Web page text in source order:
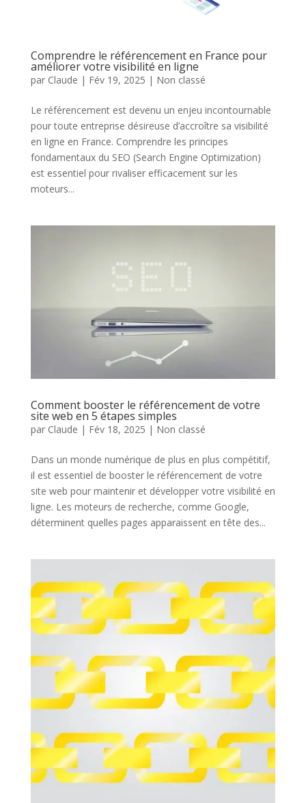
Comprendre le référencement en France pour
améliorer votre visibilité en ligne
par Claude | Fév 19, 2025 | Non classé
Le référencement est devenu un enjeu incontournable
pour toute entreprise désireuse d’accroître sa visibilité
en ligne en France. Comprendre les principes
fondamentaux du SEO (Search Engine Optimization)
est essentiel pour rivaliser efficacement sur les
moteurs...
Comment booster le référencement de votre
site web en 5 étapes simples
par Claude | Fév 18, 2025 | Non classé
Dans un monde numérique de plus en plus compétitif,
il est essentiel de booster le référencement de votre
site web pour maintenir et développer votre visibilité en
ligne. Les moteurs de recherche, comme Google,
déterminent quelles pages apparaissent en tête des...